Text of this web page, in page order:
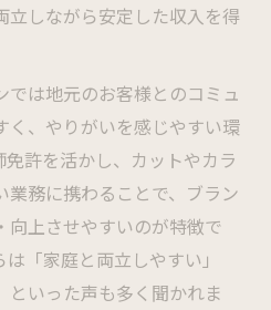
立しながら安定した収入を得
では地元のお客様とのコミュ
く、やりがいを感じやすい環
許を活かし、カットやカラ
務に携わることで、ブラン
向上させやすいのが特徴で
「家庭と両立しやすい」
といった声も多く聞かれま